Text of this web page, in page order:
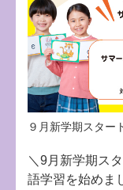
９月新学期スター
＼9月新学期ス
語学習を始めま